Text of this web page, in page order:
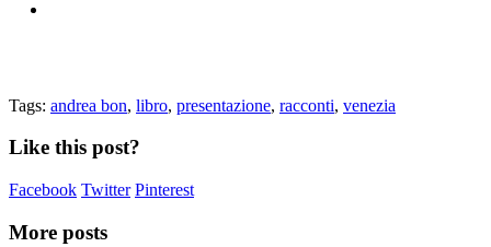
Tags: andrea bon, libro, presentazione, racconti, venezia
Like this post?
Facebook Twitter Pinterest
More posts